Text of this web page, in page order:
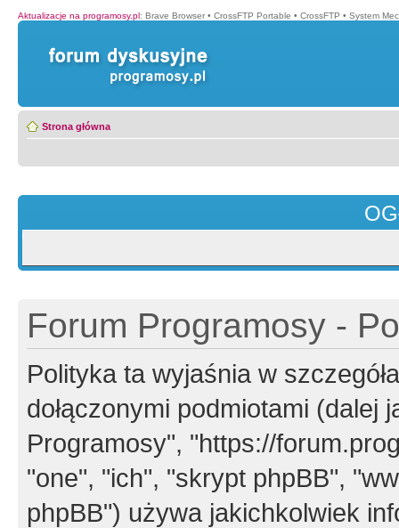
Aktualizacje na programosy.pl: Brave Browser • CrossFTP Portable • CrossFTP • System
Strona główna
Forum Programosy -
Polityka ta wyjaśnia w
dołączonymi podmiotami (dalej
Programosy", "https://
"one", "ich", "skrypt phpBB",
phpBB") używa jakichkolwiek